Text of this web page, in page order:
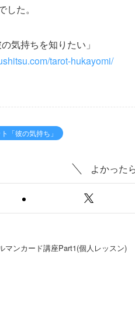
た。
気持ちを知りたい」
tarot-hukayomi/
「彼の気持ち」
よかった
マンカード講座Part1(個人レッスン)